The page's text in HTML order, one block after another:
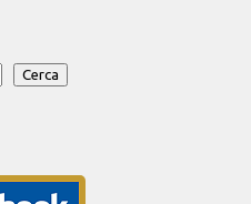
Cerca